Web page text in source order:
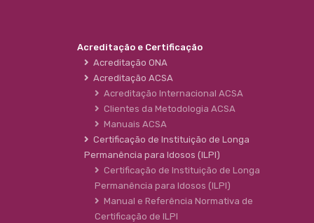
Acreditação e Certificação
Acreditação ONA
Acreditação ACSA
Acreditação Internacional ACSA
Clientes da Metodologia ACSA
Manuais ACSA
Certificação de Instituição de Longa
Permanência para Idosos (ILPI)
Certificação de Instituição de Longa
Permanência para Idosos (ILPI)
Manual e Referência Normativa de
Certificação de ILPI